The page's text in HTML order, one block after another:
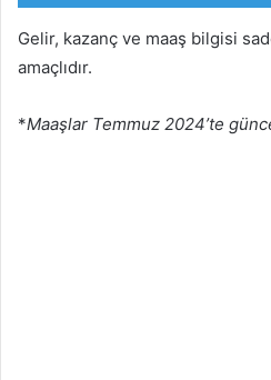
Gelir, kazanç ve maaş bilgisi
amaçlıdır.
*Maaşlar Temmuz 2024’te